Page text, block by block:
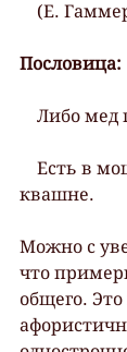
(Е.
Пословица:
Либо
квашне.
Можно с
что
общего.